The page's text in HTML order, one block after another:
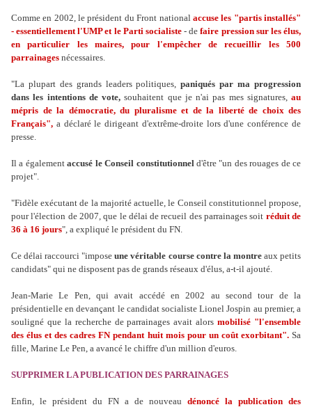
Comme en 2002, le président du Front nationalaccuse les "partis installés"
- essentiellement l'UMP et le Parti socialiste- defaire pression sur les élus,
en particulier les maires, pour l'empêcher de recueillir les 500
parrainages nécessaires.
"La plupart des grands leaders politiques, paniqués par ma progression
dans les intentions de vote, souhaitent que je n'ai pas mes signatures, au
mépris de la démocratie, du pluralisme et de la liberté de choix des
Français", a déclaré le dirigeant d'extrême-droite lors d'une conférence de
presse.
Il a égalementaccusé le Conseil constitutionneld'être "un des rouages de ce
projet".
"Fidèle exécutant de la majorité actuelle, le Conseil constitutionnel propose,
pour l'élection de 2007, que le délai de recueil des parrainages soit réduit de
36 à 16 jours", a expliqué le président du FN.
Ce délai raccourci "imposeune véritable course contre la montreaux petits
candidats" qui ne disposent pas de grands réseaux d'élus, a-t-il ajouté.
Jean-Marie Le Pen, qui avait accédé en 2002 au second tour de la
présidentielle en devançant le candidat socialiste Lionel Jospin au premier, a
souligné que la recherche de parrainages avait alorsmobilisé "l'ensemble
des élus et des cadres FN pendant huit mois pour un coût exorbitant".Sa
fille, Marine Le Pen, a avancé le chiffre d'un million d'euros.
SUPPRIMER LA PUBLICATION DES PARRAINAGES
Enfin, le président du FN a de nouveau dénoncé la publication des